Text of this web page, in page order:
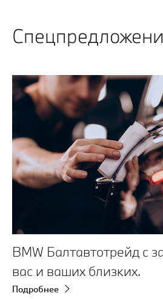
BMW Балтавтотрейд с
вас и ваших близких.
Подробнее